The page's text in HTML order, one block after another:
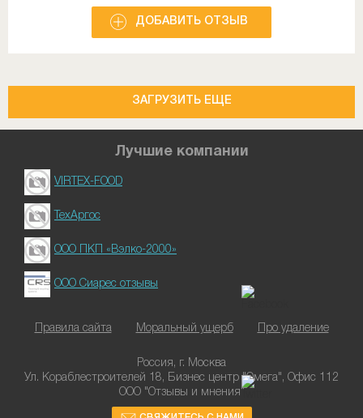
ДОБАВИТЬ ОТЗЫВ
ЗАГРУЗИТЬ ЕЩЕ
Лучшие компании
VIRTEX-FOOD
ТехАргос
ООО ПКП «Вэлко-2000»
ООО Сиарес отзывы
Правила сайта Моральный ущерб Про удаление
Россия, г. Москва
Ул. Кораблестроителей 18, Бизнес центр "Омега", Офис 112
ООО "Отзывы и мнения"